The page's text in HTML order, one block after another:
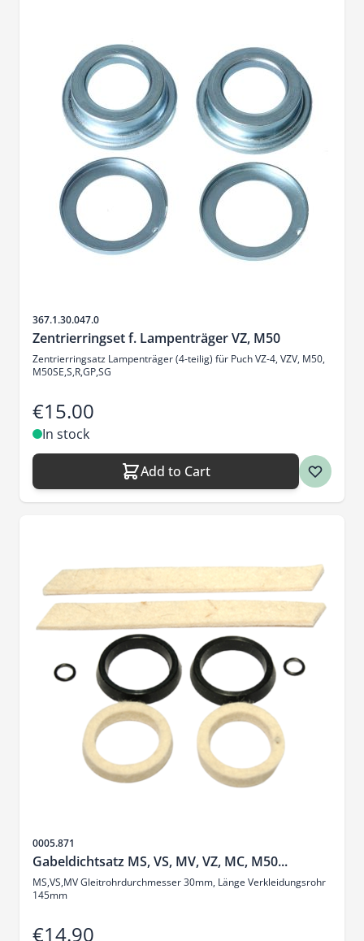
Sku
367.1.30.047.0
Zentrierringset f. Lampenträger VZ, M50
Zentrierringsatz Lampenträger (4-teilig) für Puch VZ-4, VZV, M50,
M50SE,S,R,GP,SG
€15.00
In stock
Add to Cart
Sku
0005.871
Gabeldichtsatz MS, VS, MV, VZ, MC, M50...
MS,VS,MV Gleitrohrdurchmesser 30mm, Länge Verkleidungsrohr
145mm
€14.90